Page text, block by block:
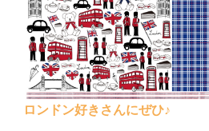
ロンドン好きさんにぜひ♪